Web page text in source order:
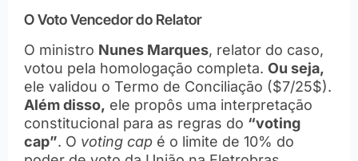
O Voto Vencedor do Relator
O ministro Nunes Marques, relator do caso,
votou pela homologação completa. Ou seja,
ele validou o Termo de Conciliação ($7/25$).
Além disso, ele propôs uma interpretação
constitucional para as regras do “voting
cap”. O voting cap é o limite de 10% do